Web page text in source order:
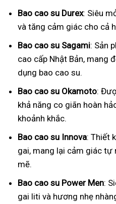
Bao cao su Durex: Siêu
và tăng cảm giác cho cả
Bao cao su Sagami: Sản
cao cấp Nhật Bản, mang
dụng bao cao su.
Bao cao su Okamoto:
khả năng co giãn hoàn
khoảnh khắc.
Bao cao su Innova: Thiết
gai, mang lại cảm giác tự
mẽ.
Bao cao su Power Men:
gai liti và hương nhẹ